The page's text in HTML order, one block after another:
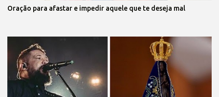
Oração para afastar e impedir aquele que te deseja mal